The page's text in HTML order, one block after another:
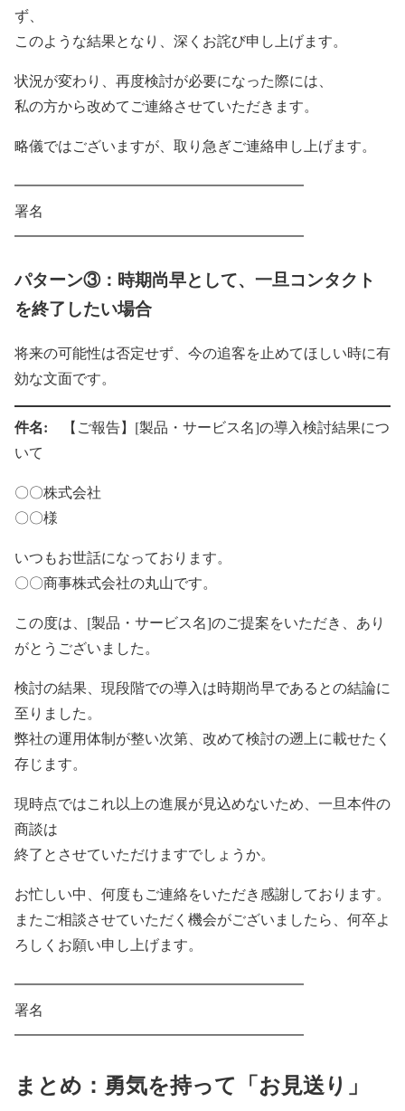
ず、
このような結果となり、深くお詫び申し上げます。
状況が変わり、再度検討が必要になった際には、
私の方から改めてご連絡させていただきます。
略儀ではございますが、取り急ぎご連絡申し上げます。
━━━━━━━━━━━━━━━━━━━━
署名
━━━━━━━━━━━━━━━━━━━━
パターン③：時期尚早として、一旦コンタクト
を終了したい場合
将来の可能性は否定せず、今の追客を止めてほしい時に有
効な文面です。
件名:
【ご報告】[製品・サービス名]の導入検討結果につ
いて
〇〇株式会社
〇〇様
いつもお世話になっております。
〇〇商事株式会社の丸山です。
この度は、[製品・サービス名]のご提案をいただき、あり
がとうございました。
検討の結果、現段階での導入は時期尚早であるとの結論に
至りました。
弊社の運用体制が整い次第、改めて検討の遡上に載せたく
存じます。
現時点ではこれ以上の進展が見込めないため、一旦本件の
商談は
終了とさせていただけますでしょうか。
お忙しい中、何度もご連絡をいただき感謝しております。
またご相談させていただく機会がございましたら、何卒よ
ろしくお願い申し上げます。
━━━━━━━━━━━━━━━━━━━━
署名
━━━━━━━━━━━━━━━━━━━━
まとめ：勇気を持って「お見送り」